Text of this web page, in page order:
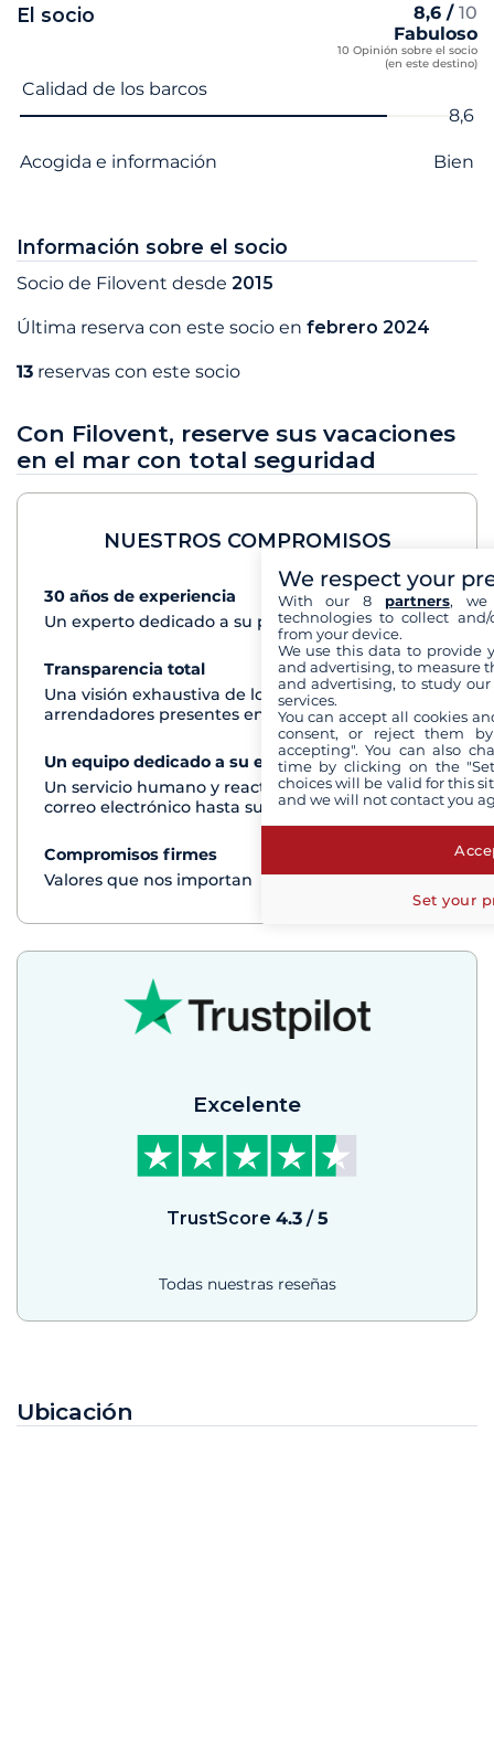
El socio 8,6 / 10
Fabuloso
10 Opinión sobre el socio
(en este destino)
Nombre del criterio
Calidad de los barcos
8,6
Acogida e información Bien
Información sobre el socio
Socio de Filovent desde 2015
Última reserva con este socio en febrero 2024
13 reservas con este socio
Con Filovent, reserve sus vacaciones
en el mar con total seguridad
NUESTROS COMPROMISOS
30 años de experiencia
Ver+
Un experto dedicado a su proyecto de crucero
Transparencia total
Ver+
Una visión exhaustiva de los barcos de todos los
arrendadores presentes en cada destino
Un equipo dedicado a su experiencia
Ver+
Un servicio humano y reactivo por teléfono o
correo electrónico hasta su regreso del crucero
Compromisos firmes
Valores que nos importan
Excelente
TrustScore 4.3/5
Todas nuestras reseñas
Ubicación
We respect your
With our 8 partners, we
technologies to collect
from your device.
We use this data to provide
and advertising, to measure
and advertising, to study
services.
You can accept all cookies
consent, or reject them
accepting". You can also
time by clicking on the
choices will be valid for this
and we will not contact you
Set your